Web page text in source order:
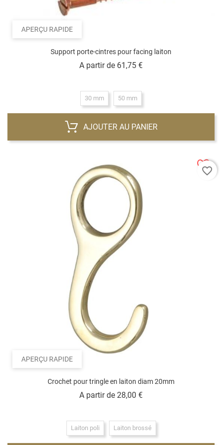
APERÇU RAPIDE
Support porte-cintres pour facing laiton
A partir de 61,75 €Prix
30 mm 50 mm
AJOUTER AU PANIER
APERÇU RAPIDE
Crochet pour tringle en laiton diam 20mm
A partir de 28,00 €Prix
Laiton poli Laiton brossé
favorite_border